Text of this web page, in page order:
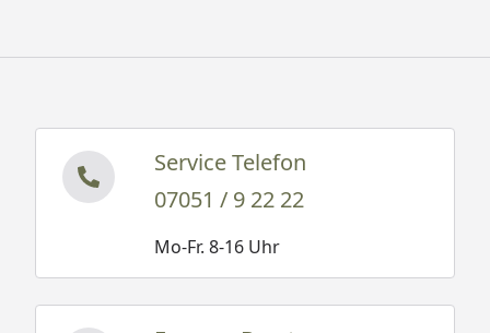
Service Telefon
07051 / 9 22 22
Mo-Fr. 8-16 Uhr